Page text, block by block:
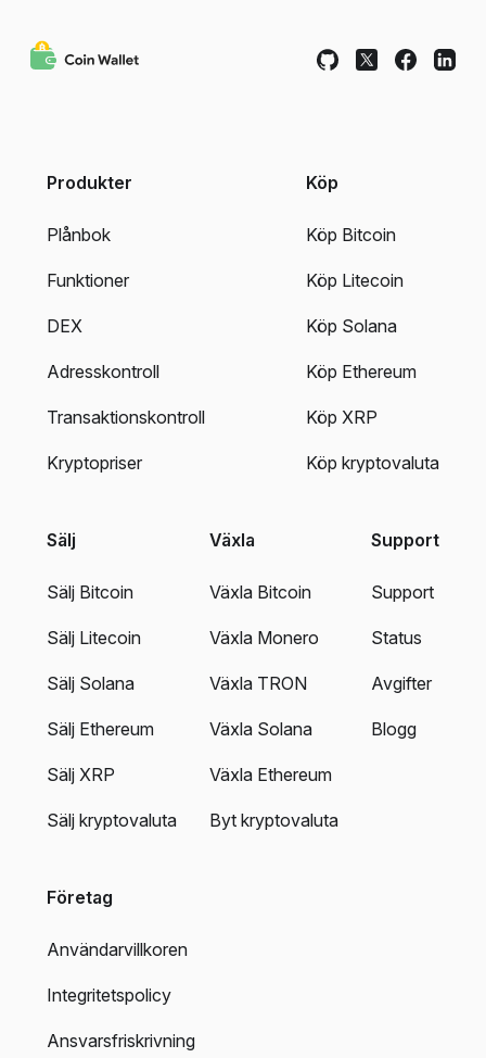
Produkter
Plånbok
Funktioner
DEX
Adresskontroll
Transaktionskontroll
Kryptopriser
Köp
Köp Bitcoin
Köp Litecoin
Köp Solana
Köp Ethereum
Köp XRP
Köp kryptovaluta
Sälj
Sälj Bitcoin
Sälj Litecoin
Sälj Solana
Sälj Ethereum
Sälj XRP
Sälj kryptovaluta
Växla
Växla Bitcoin
Växla Monero
Växla TRON
Växla Solana
Växla Ethereum
Byt kryptovaluta
Support
Support
Status
Avgifter
Blogg
Företag
Användarvillkoren
Integritetspolicy
Ansvarsfriskrivning